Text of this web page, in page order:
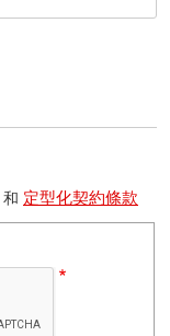
和 定型化契約條款